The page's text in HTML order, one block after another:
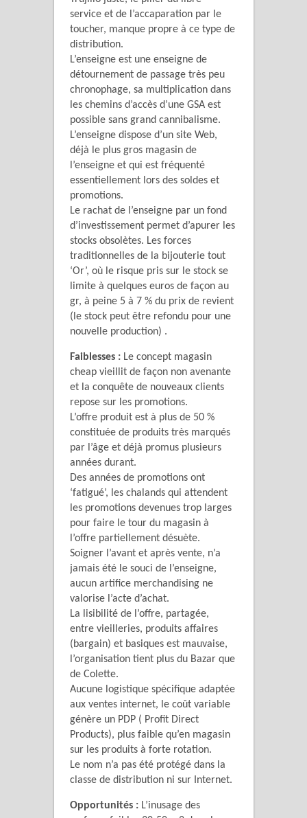
service et de l’accaparation par le
toucher, manque propre à ce type de
distribution.
L’enseigne est une enseigne de
détournement de passage très peu
chronophage, sa multiplication dans
les chemins d’accès d’une GSA est
possible sans grand cannibalisme.
L’enseigne dispose d’un site Web,
déjà le plus gros magasin de
l’enseigne et qui est fréquenté
essentiellement lors des soldes et
promotions.
Le rachat de l’enseigne par un fond
d’investissement permet d’apurer les
stocks obsolètes. Les forces
traditionnelles de la bijouterie tout
‘Or’, où le risque pris sur le stock se
limite à quelques euros de façon au
gr, à peine 5 à 7 % du prix de revient
(le stock peut être refondu pour une
nouvelle production) .
Faiblesses : Le concept magasin
cheap vieillit de façon non avenante
et la conquête de nouveaux clients
repose sur les promotions.
L’offre produit est à plus de 50 %
constituée de produits très marqués
par l’âge et déjà promus plusieurs
années durant.
Des années de promotions ont
‘fatigué’, les chalands qui attendent
les promotions devenues trop larges
pour faire le tour du magasin à
l’offre partiellement désuète.
Soigner l’avant et après vente, n’a
jamais été le souci de l’enseigne,
aucun artifice merchandising ne
valorise l’acte d’achat.
La lisibilité de l’offre, partagée,
entre vieilleries, produits affaires
(bargain) et basiques est mauvaise,
l’organisation tient plus du Bazar que
de Colette.
Aucune logistique spécifique adaptée
aux ventes internet, le coût variable
génère un PDP ( Profit Direct
Products), plus faible qu’en magasin
sur les produits à forte rotation.
Le nom n’a pas été protégé dans la
classe de distribution ni sur Internet.
Opportunités : L’inusage des